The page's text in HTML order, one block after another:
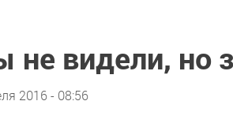
не видели, но
2016 - 08:56